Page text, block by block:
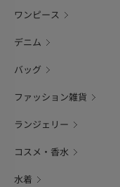
ワンピース
デニム
バッグ
ファッション雑貨
ランジェリー
コスメ・香水
水着